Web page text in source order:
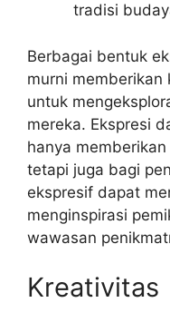
tradisi
Berbagai bentuk
murni memberikan
untuk
mereka. Ekspresi
hanya
tetapi juga bagi
ekspresif dapat
menginspirasi
wawasan
Kreativitas